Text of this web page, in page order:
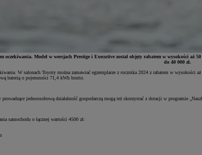
oczekiwania. Model w wersjach Prestige i Executive został objęty rabatem w wysokości
do 40 000 zł.
W salonach Toyoty można zamawiać egzemplarze z rocznika 2024 z rabatem w
baterią o pojemności 71,4 kWh brutto.
jednoosobową działalność gospodarczą mogą też skorzystać z dotacji w programie
samochodu o łącznej wartości 4500 zł: